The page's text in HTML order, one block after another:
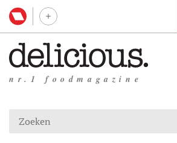
nr.1 foodmagazine